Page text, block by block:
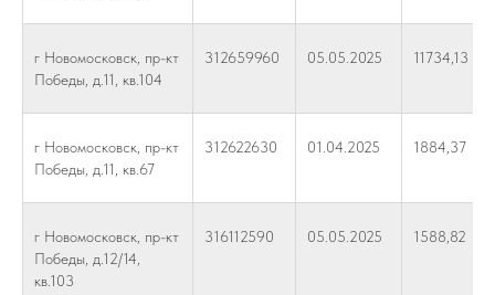
г Новомосковск, пр-кт
Победы, д.11, кв.104
312659960 05.05.2025 11734,13
г Новомосковск, пр-кт
Победы, д.11, кв.67
312622630 01.04.2025 1884,37
г Новомосковск, пр-кт
Победы, д.12/14,
кв.103
316112590 05.05.2025 1588,82